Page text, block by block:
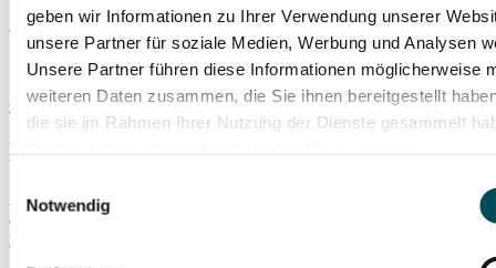
geben wir Informationen zu Ihrer Verwendung unserer
unsere Partner für soziale Medien, Werbung und Analysen
Unsere Partner führen diese Informationen möglicherweise
weiteren Daten zusammen, die Sie ihnen bereitgestellt
die sie im Rahmen Ihrer Nutzung der Dienste gesammelt
Notwendig
Pressematerial anzeigen
© Marcus Buck
Prinzregententheater
Prinzregentenplatz 12
81675 München
zum Routenplaner